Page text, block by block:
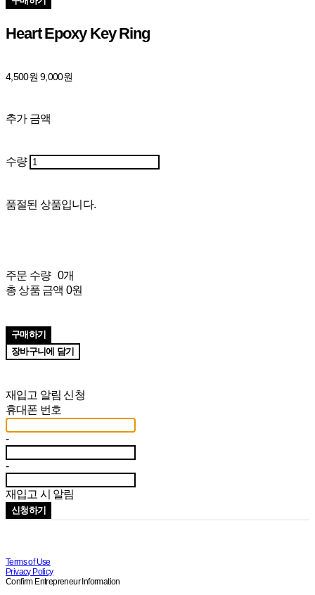
Heart Epoxy Key Ring
4,500원9,000원
추가 금액
수량
품절된 상품입니다.
주문 수량 0개
총 상품 금액 0원
구매하기
장바구니에 담기
재입고 알림 신청
휴대폰 번호
-
-
재입고 시 알림
신청하기
Terms of Use
Privacy Policy
Confirm Entrepreneur Information